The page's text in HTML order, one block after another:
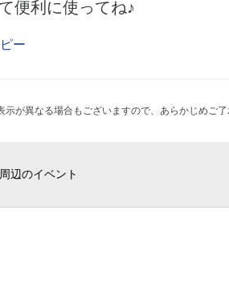
便利に使ってね♪
ー
が異なる場合もございますので、あらかじめご了
周辺のイベント
駅
コウ桜スタジアム
西ネットワーク委員会
寺